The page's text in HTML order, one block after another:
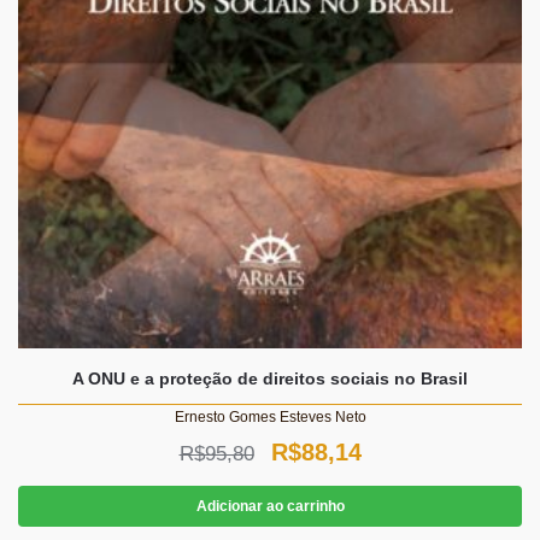
A ONU e a proteção de direitos sociais no Brasil
Ernesto Gomes Esteves Neto
R$95,80
O
preço
original
R$88,14O
preço
atual
Adicionar ao carrinho